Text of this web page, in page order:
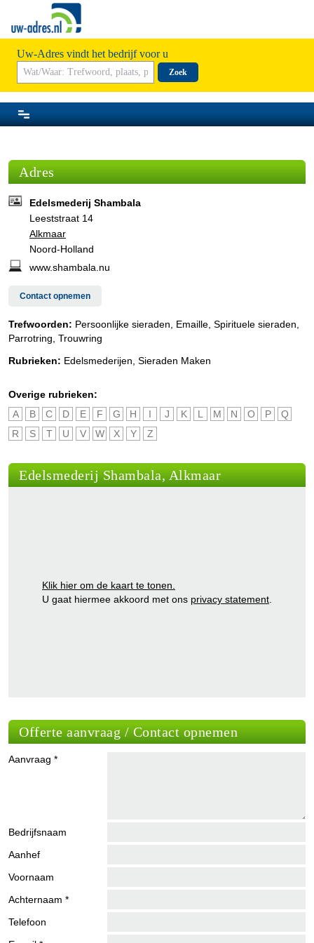
Uw-Adres vindt het bedrijf voor u
Zoek
Adres
Edelsmederij Shambala
Leeststraat 14
Alkmaar
Noord-Holland
www.shambala.nu
Contact opnemen
Trefwoorden: Persoonlijke sieraden, Emaille, Spirituele sieraden,
Parrotring, Trouwring
Rubrieken: Edelsmederijen Sieraden Maken
Overige rubrieken:
A
B C D E F G H I J K L M N O P
Q
R
S T U V W X Y Z
Edelsmederij Shambala, Alkmaar
Klik hier om de kaart te tonen.
U gaat hiermee akkoord met ons privacy statement
Offerte aanvraag / Contact opnemen
Aanvraag *
Bedrijfsnaam
Aanhef
Voornaam
Achternaam *
Telefoon